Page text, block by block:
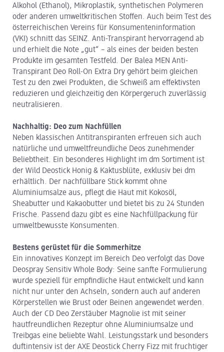
Alkohol (Ethanol), Mikroplastik, synthetischen Polymeren
oder anderen umweltkritischen Stoffen. Auch beim Test des
österreichischen Vereins für Konsumenteninformation
(VKI) schnitt das SEINZ. Anti-Transpirant hervorragend ab
und erhielt die Note „gut“ – als eines der beiden besten
Produkte im gesamten Testfeld. Der Balea MEN Anti-
Transpirant Deo Roll-On Extra Dry gehört beim gleichen
Test zu den zwei Produkten, die Schweiß am effektivsten
reduzieren und gleichzeitig den Körpergeruch zuverlässig
neutralisieren.
Nachhaltig: Deo zum Nachfüllen
Neben klassischen Antitranspiranten erfreuen sich auch
natürliche und umweltfreundliche Deos zunehmender
Beliebtheit. Ein besonderes Highlight im dm Sortiment ist
der Wild Deostick Honig & Kaktusblüte, exklusiv bei dm
erhältlich. Der nachfüllbare Stick kommt ohne
Aluminiumsalze aus, pflegt die Haut mit Kokosöl,
Sheabutter und Kakaobutter und bietet bis zu 24 Stunden
Frische. Passend dazu gibt es eine Nachfüllpackung für
umweltbewusste Konsumenten.
Bestens gerüstet für die Sommerhitze
Ein innovatives Konzept im Bereich Deo verfolgt das Dove
Deospray Sensitiv Whole Body: Seine sanfte Formulierung
wurde speziell für empfindliche Haut entwickelt und kann
nicht nur unter den Achseln, sondern auch auf anderen
Körperstellen wie Brust oder Beinen angewendet werden.
Auch der CD Deo Zerstäuber Magnolie ist mit seiner
hautfreundlichen Rezeptur ohne Aluminiumsalze und
Treibgas eine beliebte Wahl. Leistungsstark und besonders
duftintensiv ist der AXE Deostick Cherry Fizz mit fruchtiger